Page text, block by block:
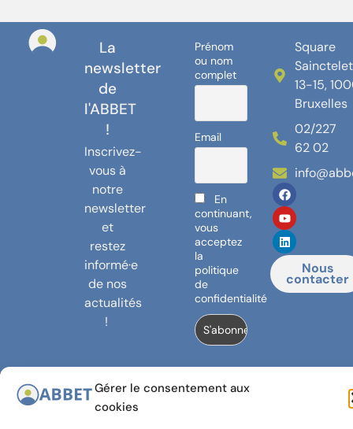
Gérer le consentement aux
cookies
La
newsletter
de
l'ABBET
!
Inscrivez-
vous à
notre
newsletter
et
restez
informé·e
de nos
actualités
!
Prénom
ou nom
complet
Email
En
continuant,
vous
acceptez
la
politique
de
confidentialité
Square
13-15,
Bruxelles
02/227
62 02
Nous
contacter
© 2024,
Avec le
soutien